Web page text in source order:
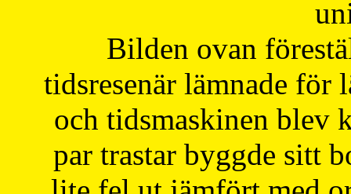
Bilden ovan
tidsresenär lämnade för
och tidsmaskinen blev
par trastar byggde sitt